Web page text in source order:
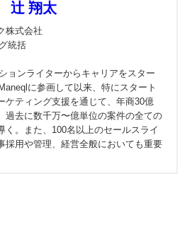
辻 翔太
株式会社
統括
ョンライターからキャリアをスター
に参画して以来、特にスタート
ケティング支援を通じて、年商30億
過去に数千万〜億単位の案件の全ての
く。また、100名以上のセールスライ
採用や管理、経営全般においても重要